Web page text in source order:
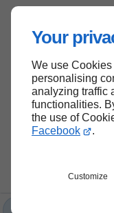
Your
We use
personalising
analyzing traffic
functionalities.
the use of
Facebook
.
Customize